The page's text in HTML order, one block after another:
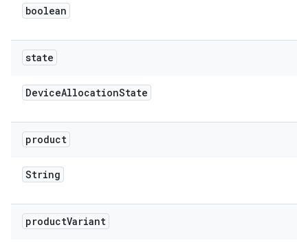
boolean
state
DeviceAllocationState
product
String
productVariant